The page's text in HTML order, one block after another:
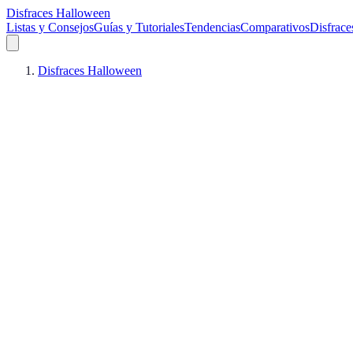
Disfraces Halloween
Listas y ConsejosGuías y TutorialesTendenciasComparativos
Disfraces Halloween